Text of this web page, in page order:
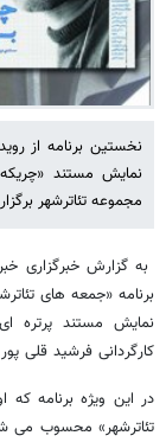
نمایش مستند «چریکه
مجموعه تئاترشهر
به گزارش خبرگزاری
نمایش مستند پرتره
کارگردانی فرشید قلی
در این ویژه برنامه
تئاترشهر» محسوب می